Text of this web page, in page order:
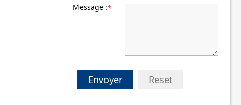
Message :*
Envoyer Reset